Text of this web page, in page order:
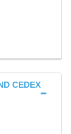
CEDEX